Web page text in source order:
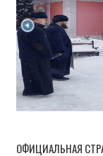
ОФИЦИАЛЬНАЯ